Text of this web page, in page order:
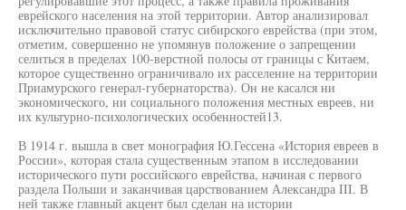
еврейского населения на этой территории. Автор анализировал
исключительно правовой статус сибирского еврейства (при этом,
отметим, совершенно не упомянув положение о запрещении
селиться в пределах 100-верстной полосы от границы с Китаем,
которое существенно ограничивало их расселение на территории
Приамурского генерал-губернаторства). Он не касался ни
экономического, ни социального положения местных евреев, ни
их культурно-психологических особенностей13.
В 1914 г. вышла в свет монография Ю.Гессена «История евреев в
России», которая стала существенным этапом в исследовании
исторического пути российского еврейства, начиная с первого
раздела Польши и заканчивая царствованием Александра III. В
ней также главный акцент был сделан на истории